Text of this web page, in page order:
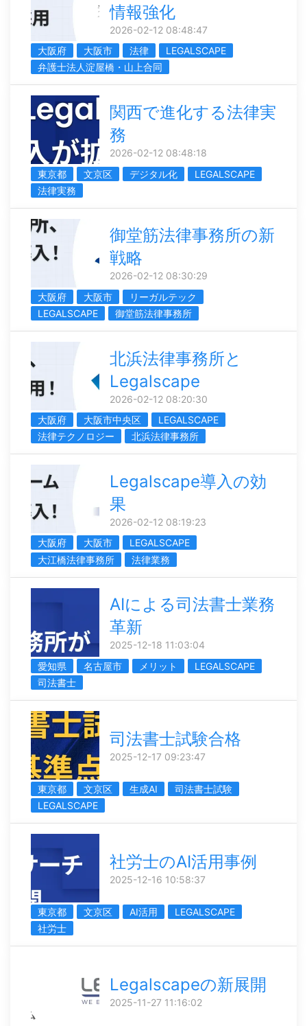
情報強化
2026-02-12 08:48:47
大阪府
大阪市 法律
LEGALSCAPE
弁護士法人淀屋橋・山上合同
関西で進化する法律実
務
2026-02-12 08:48:18
東京都
文京区 デジタル化
LEGALSCAPE
法律実務
御堂筋法律事務所の新
戦略
2026-02-12 08:30:29
大阪府
大阪市
リーガルテック
LEGALSCAPE
御堂筋法律事務所
北浜法律事務所と
Legalscape
2026-02-12 08:20:30
大阪府
大阪市中央区
LEGALSCAPE
法律テクノロジー
北浜法律事務所
Legalscape導入の効
果
2026-02-12 08:19:23
大阪府
大阪市
LEGALSCAPE
大江橋法律事務所
法律業務
AIによる司法書士業務
革新
2025-12-18 11:03:04
愛知県
名古屋市 メリット
LEGALSCAPE
司法書士
司法書士試験合格
2025-12-17 09:23:47
東京都 文京区 生成AI
司法書士試験
LEGALSCAPE
社労士のAI活用事例
2025-12-16 10:58:37
東京都 文京区 AI活用
LEGALSCAPE
社労士
Legalscapeの新展開
2025-11-27 11:16:02